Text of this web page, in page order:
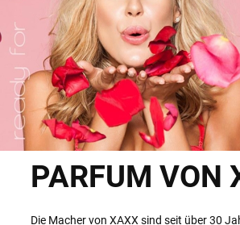
PARFUM VON
Die Macher von XAXX sind seit über 30